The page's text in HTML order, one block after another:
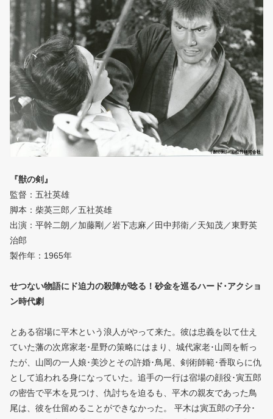
『獣の剣』
監督：五社英雄
脚本：柴英三郎／五社英雄
出演：平幹二朗／加藤剛／岩下志麻／田中邦衛／天知茂／東野英
治郎
製作年：1965年
せつない物語にド迫力の殺陣が唸る！砂金を巡るハード･アクショ
ン時代劇
とある宿場に平木という浪人がやって来た。彼は忠義を以て仕え
ていた藩の次席家老･星野の策略にはまり、城代家老･山岡を斬っ
たが、山岡の一人娘･美沙とその許婚･鳥尾、剣術師範･香取らに仇
として追われる身になっていた。追手の一行は宿場の顔役･寅五郎
の密告で平木を見つけ、仇討ちを迫るも、平木の親友であった鳥
尾は、彼を仕留めることができなかった。 平木は寅五郎の子分･